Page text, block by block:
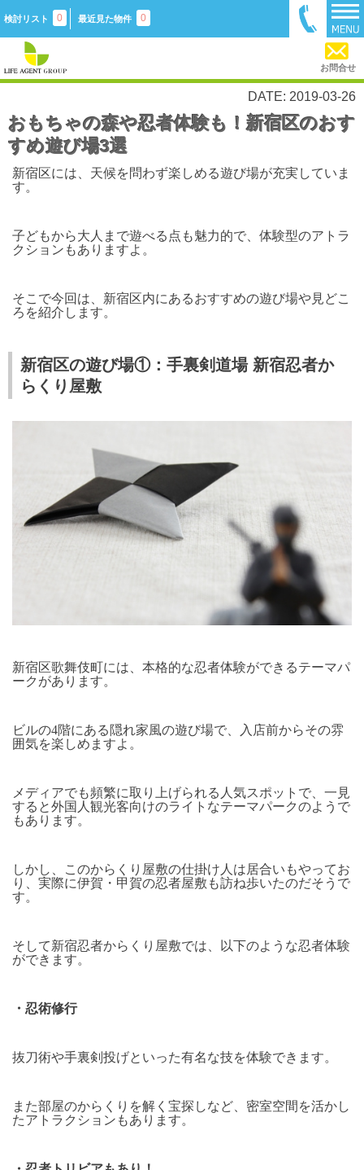
検討リスト 0 最近見た物件 0
お問合せ
DATE: 2019-03-26
おもちゃの森や忍者体験も！新宿区のおす
すめ遊び場3選
新宿区には、天候を問わず楽しめる遊び場が充実していま
す。
子どもから大人まで遊べる点も魅力的で、体験型のアトラ
クションもありますよ。
そこで今回は、新宿区内にあるおすすめの遊び場や見どこ
ろを紹介します。
新宿区の遊び場①：手裏剣道場 新宿忍者か
らくり屋敷
新宿区歌舞伎町には、本格的な忍者体験ができるテーマパ
ークがあります。
ビルの4階にある隠れ家風の遊び場で、入店前からその雰
囲気を楽しめますよ。
メディアでも頻繁に取り上げられる人気スポットで、一見
すると外国人観光客向けのライトなテーマパークのようで
もあります。
しかし、このからくり屋敷の仕掛け人は居合いもやってお
り、実際に伊賀・甲賀の忍者屋敷も訪ね歩いたのだそうで
す。
そして新宿忍者からくり屋敷では、以下のような忍者体験
ができます。
・忍術修行
抜刀術や手裏剣投げといった有名な技を体験できます。
また部屋のからくりを解く宝探しなど、密室空間を活かし
たアトラクションもあります。